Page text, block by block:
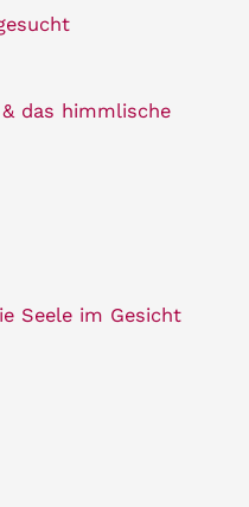
das himmlische
Seele im Gesicht